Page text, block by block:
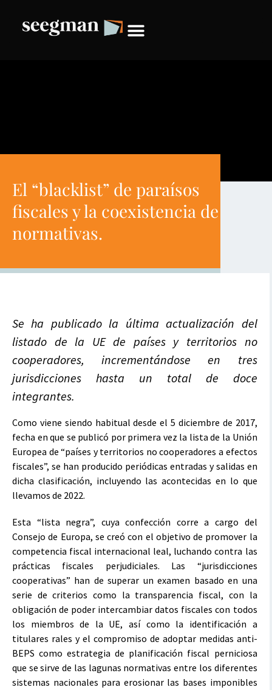
El “blacklist” de paraísos
fiscales y la coexistencia de
normativas.
Se ha publicado la última actualización del
listado de la UE de países y territorios no
cooperadores, incrementándose en tres
jurisdicciones hasta un total de doce
integrantes.
Como viene siendo habitual desde el 5 diciembre de 2017,
fecha en que se publicó por primera vez la lista de la Unión
Europea de “países y territorios no cooperadores a efectos
fiscales”, se han producido periódicas entradas y salidas en
dicha clasificación, incluyendo las acontecidas en lo que
llevamos de 2022.
Esta “lista negra”, cuya confección corre a cargo del
Consejo de Europa, se creó con el objetivo de promover la
competencia fiscal internacional leal, luchando contra las
prácticas fiscales perjudiciales. Las “jurisdicciones
cooperativas” han de superar un examen basado en una
serie de criterios como la transparencia fiscal, con la
obligación de poder intercambiar datos fiscales con todos
los miembros de la UE, así como la identificación a
titulares rales y el compromiso de adoptar medidas anti-
BEPS como estrategia de planificación fiscal perniciosa
que se sirve de las lagunas normativas entre los diferentes
sistemas nacionales para erosionar las bases imponibles